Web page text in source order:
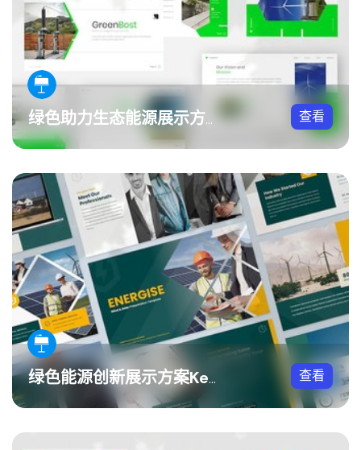
绿色助力生态能源展示方案Keynote模板 查看
绿色能源创新展示方案Keynote模板 查看